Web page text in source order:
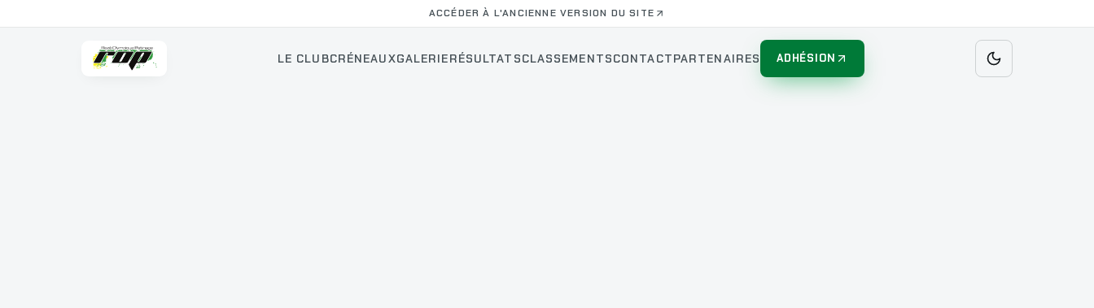
ACCÉDER À L'ANCIENNE VERSION DU SITE
LE CLUBCRÉNEAUXGALERIERÉSULTATSCLASSEMENTSCONTACTPARTENAIRES ADHÉSION